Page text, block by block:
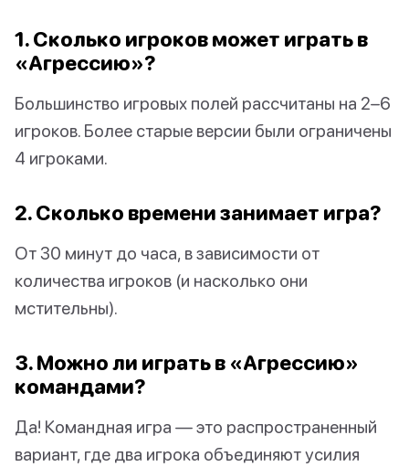
1. Сколько игроков может играть в
«Агрессию»?
Большинство игровых полей рассчитаны на 2–6
игроков. Более старые версии были ограничены
4 игроками.
2. Сколько времени занимает игра?
От 30 минут до часа, в зависимости от
количества игроков (и насколько они
мстительны).
3. Можно ли играть в «Агрессию»
командами?
Да! Командная игра — это распространенный
вариант, где два игрока объединяют усилия